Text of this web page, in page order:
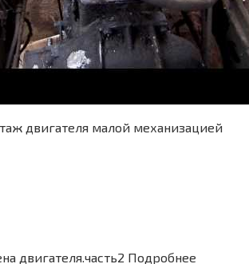
двигателя малой механизацией
двигателя.часть2 Подробнее